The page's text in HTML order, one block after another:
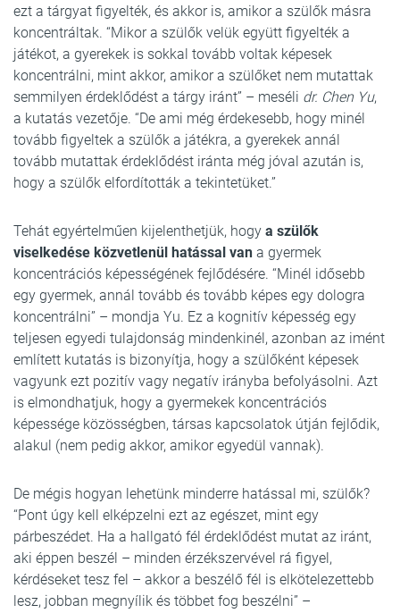
ezt a tárgyat figyelték, és akkor is, amikor a szülők másra
koncentráltak. “Mikor a szülők velük együtt figyelték a
játékot, a gyerekek is sokkal tovább voltak képesek
koncentrálni, mint akkor, amikor a szülőket nem mutattak
semmilyen érdeklődést a tárgy iránt” – meséli dr. Chen Yu,
a kutatás vezetője. “De ami még érdekesebb, hogy minél
tovább figyeltek a szülők a játékra, a gyerekek annál
tovább mutattak érdeklődést iránta még jóval azután is,
hogy a szülők elfordították a tekintetüket.”
Tehát egyértelműen kijelenthetjük, hogy a szülők
viselkedése közvetlenül hatással van a gyermek
koncentrációs képességének fejlődésére. “Minél idősebb
egy gyermek, annál tovább és tovább képes egy dologra
koncentrálni” – mondja Yu. Ez a kognitív képesség egy
teljesen egyedi tulajdonság mindenkinél, azonban az imént
említett kutatás is bizonyítja, hogy a szülőként képesek
vagyunk ezt pozitív vagy negatív irányba befolyásolni. Azt
is elmondhatjuk, hogy a gyermekek koncentrációs
képessége közösségben, társas kapcsolatok útján fejlődik,
alakul (nem pedig akkor, amikor egyedül vannak).
De mégis hogyan lehetünk minderre hatással mi, szülők?
“Pont úgy kell elképzelni ezt az egészet, mint egy
párbeszédet. Ha a hallgató fél érdeklődést mutat az iránt,
aki éppen beszél – minden érzékszervével rá figyel,
kérdéseket tesz fel – akkor a beszélő fél is elkötelezettebb
lesz, jobban megnyílik és többet fog beszélni” –